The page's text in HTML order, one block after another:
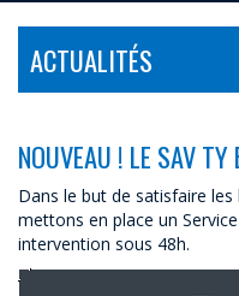
ACTUALITÉS
NOUVEAU ! LE SAV TY
Dans le but de satisfaire
mettons en place un
intervention sous 48h.